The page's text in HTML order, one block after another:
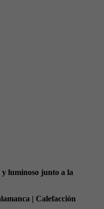
y luminoso junto a la
| Calefacción